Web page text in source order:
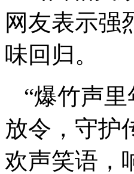
网友表示强
味回归。
“爆竹声
放令，守护
欢声笑语，